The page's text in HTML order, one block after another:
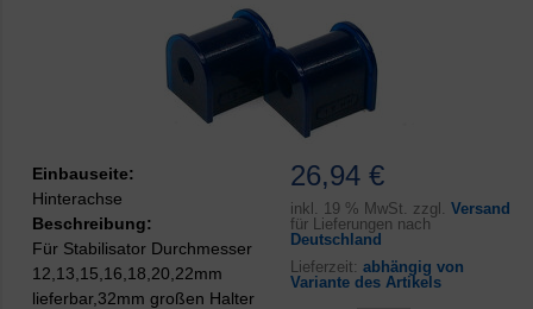
26,94 €
inkl. 19 % MwSt. zzgl. Versand
für Lieferungen nach
Deutschland
Lieferzeit: abhängig von
Variante des Artikels
Einbauseite:
Hinterachse
Beschreibung:
Für Stabilisator Durchmesser
12,13,15,16,18,20,22mm
lieferbar,32mm großen Halter